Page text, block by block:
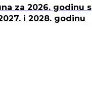
za 2026. godinu s
i 2028. godinu